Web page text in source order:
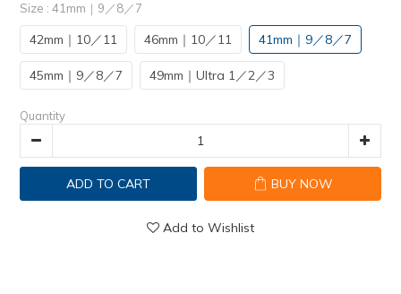
Size : 41mm｜9／8／7
42mm｜10／11 46mm｜10／11 41mm｜9／8／7
45mm｜9／8／7 49mm｜Ultra 1／2／3
Quantity
ADD TO CART BUY NOW
Add to Wishlist